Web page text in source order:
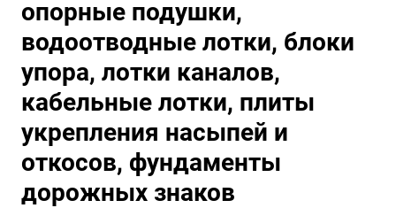
опорные подушки,
водоотводные лотки, блоки
упора, лотки каналов,
кабельные лотки, плиты
укрепления насыпей и
откосов, фундаменты
дорожных знаков